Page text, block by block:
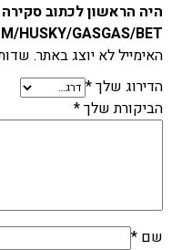
היה הראשון לכתוב
HUSKY/GASGAS/BET”
האימייל לא יוצג באתר.
הדירוג שלך*
הביקורת שלך*
שם *